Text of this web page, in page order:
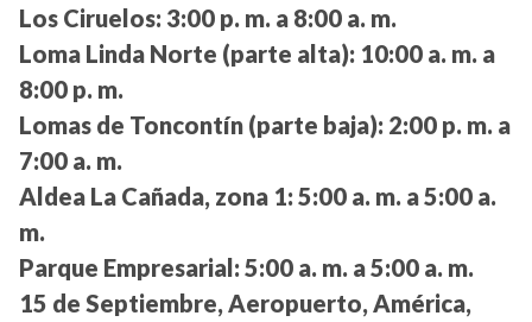
Los Ciruelos: 3:00 p. m. a 8:00 a. m.
Loma Linda Norte (parte alta): 10:00 a. m. a
8:00 p. m.
Lomas de Toncontín (parte baja): 2:00 p. m. a
7:00 a. m.
Aldea La Cañada, zona 1: 5:00 a. m. a 5:00 a.
m.
Parque Empresarial: 5:00 a. m. a 5:00 a. m.
15 de Septiembre, Aeropuerto, América,